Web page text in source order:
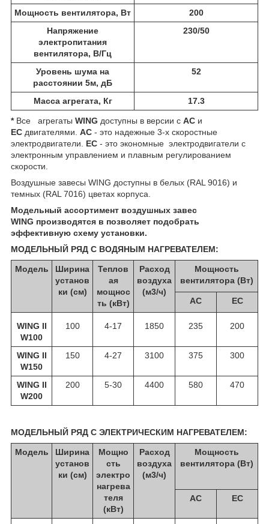
Мощность вентилятора, Вт
200
Напряжение
электропитания
вентилятора, В/Гц
230/50
Уровень шума на
расстоянии 5м, дБ
52
Масса агрегата, Кг 17.3
*Все агрегаты WING доступны в версии с AC и
EC двигателями. ​ AC - это надежные 3-х скоростные
электродвигатели. ЕС - это экономные электродвигатели с
электронным управлением и плавным регулированием
скорости.
Воздушные завесы WING доступны в белых (RAL 9016) и
темных (RAL 7016) цветах корпуса.
Модельный ассортимент воздушных завес
WING производятся в позволяет подобрать
эффективную схему установки.
МОДЕЛЬНЫЙ РЯД C ВОДЯНЫМ НАГРЕВАТЕЛЕМ:
Модель
Ширина
установ
ки (см)
Теплов
ая
мощнос
ть (кВт)
Расход
воздуха
(м3/ч)
Мощность
вентилятора (Вт)
АС ЕС
WING II
W100
100 4-17 1850 235 200
WING II
W150
150 4-27 3100 375 300
WING II
W200
200 5-30 4400 580 470
МОДЕЛЬНЫЙ РЯД C ЭЛЕКТРИЧЕСКИМ НАГРЕВАТЕЛЕМ:
Модель
Ширина
установ
ки (см)
Мощно
сть
электро
нагрева
теля
(кВт)
Расход
воздуха
(м3/ч)
Мощность
вентилятора (Вт)
АС ЕС